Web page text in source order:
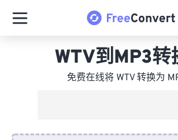
WTV到MP3转
免费在线将 WTV 转换为